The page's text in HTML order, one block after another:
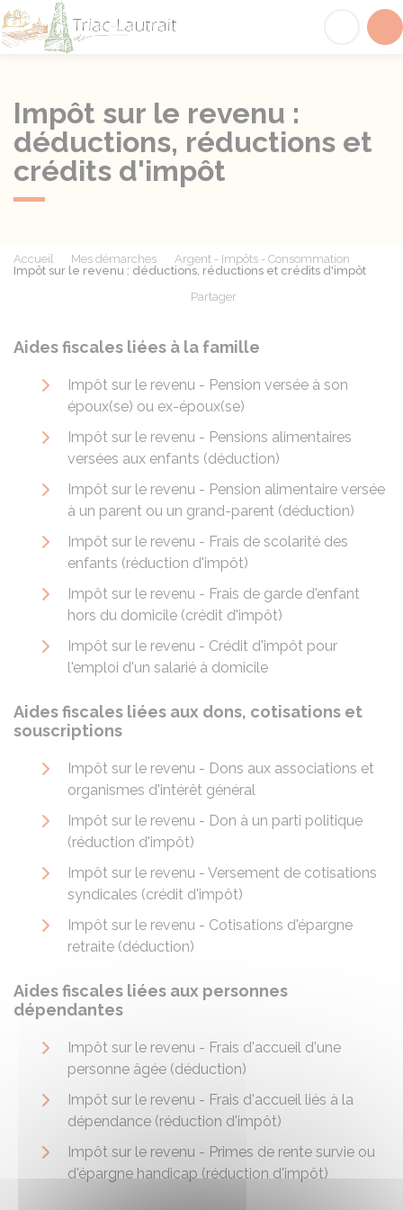
Impôt sur le revenu :
déductions, réductions et
crédits d'impôt
Accueil Mes démarches
Argent - Impôts - Consommation
Impôt sur le revenu : déductions, réductions et crédits d'impôt
Partager
Aides fiscales liées à la famille
Impôt sur le revenu - Pension versée à son
époux(se) ou ex-époux(se)
Impôt sur le revenu - Pensions alimentaires
versées aux enfants (déduction)
Impôt sur le revenu - Pension alimentaire versée
à un parent ou un grand-parent (déduction)
Impôt sur le revenu - Frais de scolarité des
enfants (réduction d'impôt)
Impôt sur le revenu - Frais de garde d'enfant
hors du domicile (crédit d'impôt)
Impôt sur le revenu - Crédit d'impôt pour
l'emploi d'un salarié à domicile
Aides fiscales liées aux dons, cotisations et
souscriptions
Impôt sur le revenu - Dons aux associations et
organismes d'intérêt général
Impôt sur le revenu - Don à un parti politique
(réduction d'impôt)
Impôt sur le revenu - Versement de cotisations
syndicales (crédit d'impôt)
Impôt sur le revenu - Cotisations d'épargne
retraite (déduction)
Aides fiscales liées aux personnes
dépendantes
Impôt sur le revenu - Frais d'accueil d'une
personne âgée (déduction)
Impôt sur le revenu - Frais d'accueil liés à la
dépendance (réduction d'impôt)
Impôt sur le revenu - Primes de rente survie ou
d'épargne handicap (réduction d'impôt)